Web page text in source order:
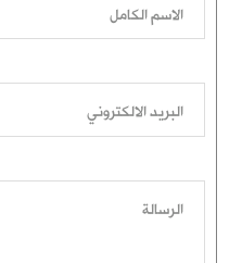
الاسم الكامل
البريد الالكتروني
الرسالة